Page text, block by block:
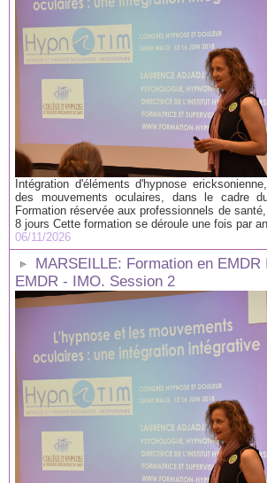
Intégration d'éléments d'hypnose
des mouvements oculaires, dans le cadre
Formation réservée aux professionnels de
8 jours Cette formation se déroule une fois par
06/11/2026
MARSEILLE: Formation en EMDR
EMDR - IMO. Session 2